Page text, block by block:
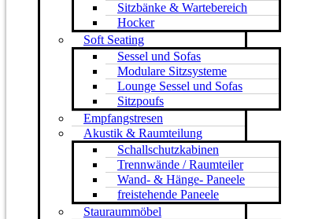
Sitzbänke & Wartebereich
Hocker
Soft Seating
Sessel und Sofas
Modulare Sitzsysteme
Lounge Sessel und Sofas
Sitzpoufs
Empfangstresen
Akustik & Raumteilung
Schallschutzkabinen
Trennwände / Raumteiler
Wand- & Hänge- Paneele
freistehende Paneele
Stauraummöbel